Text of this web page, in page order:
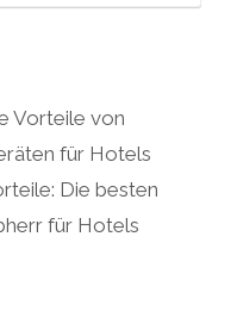
Vorteile von
für Hotels
Die besten
für Hotels